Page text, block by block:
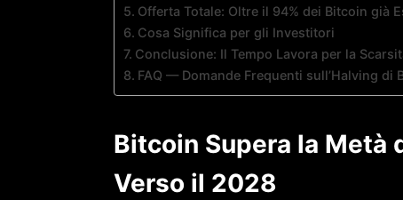
Offerta Totale: Oltre il 94% dei Bitcoin già
Cosa Significa per gli Investitori
Conclusione: Il Tempo Lavora per la
FAQ — Domande Frequenti sull’Halving di
Bitcoin Supera la Metà
Verso il 2028